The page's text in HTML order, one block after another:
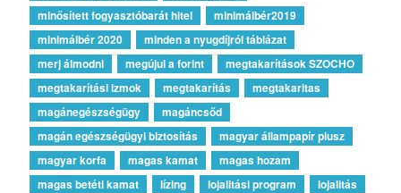
minősített fogyasztóbarát hitel
minimálbér2019
minimálbér 2020
minden a nyugdíjról táblázat
merj álmodni
megújul a forint
megtakarítások SZOCHO
megtakarítási izmok
megtakarítás
megtakaritas
magánegészségügy
magáncsőd
magán egészségügyi biztosítás
magyar állampapír plusz
magyar korfa
magas kamat
magas hozam
magas betéti kamat
lízing lojalitási program
lojalitás